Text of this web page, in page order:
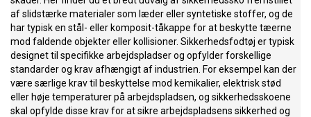
af slidstærke materialer som læder eller syntetiske stoffer, og de
har typisk en stål- eller komposit-tåkappe for at beskytte tæerne
mod faldende objekter eller kollisioner. Sikkerhedsfodtøj er typisk
designet til specifikke arbejdspladser og opfylder forskellige
standarder og krav afhængigt af industrien. For eksempel kan der
være særlige krav til beskyttelse mod kemikalier, elektrisk stød
eller høje temperaturer på arbejdspladsen, og sikkerhedsskoene
skal opfylde disse krav for at sikre arbejdspladsens sikkerhed og